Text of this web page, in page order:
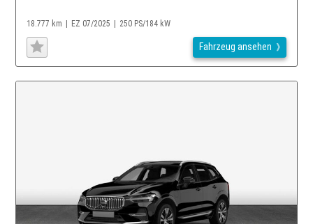
18.777 km EZ 07/2025 250 PS/184 kW
Fahrzeug ansehen